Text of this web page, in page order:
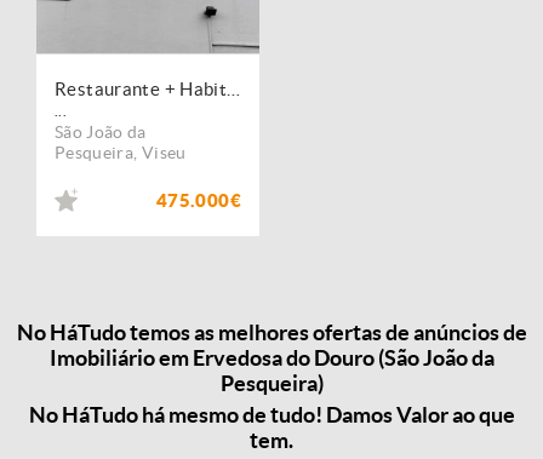
São João da
Pesqueira Viseu
475.000€
No HáTudo temos as melhores ofertas de anúncios de
Imobiliário em Ervedosa do Douro (São João da
Pesqueira)
No HáTudo há mesmo de tudo! Damos Valor ao que
tem.